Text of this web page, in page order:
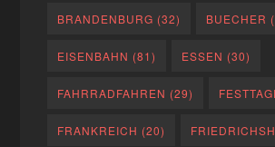
BRANDENBURG (32) BUECHER
EISENBAHN (81) ESSEN (30)
FAHRRADFAHREN (29)
FRANKREICH (20)